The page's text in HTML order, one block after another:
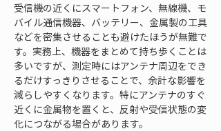
受信機の近くにスマートフォン、無線機、モ
バイル通信機器、バッテリー、金属製の工具
などを密集させることも避けたほうが無難で
す。実務上、機器をまとめて持ち歩くことは
多いですが、測定時にはアンテナ周辺をでき
るだけすっきりさせることで、余計な影響を
減らしやすくなります。特にアンテナのすぐ
近くに金属物を置くと、反射や受信状態の変
化につながる場合があります。